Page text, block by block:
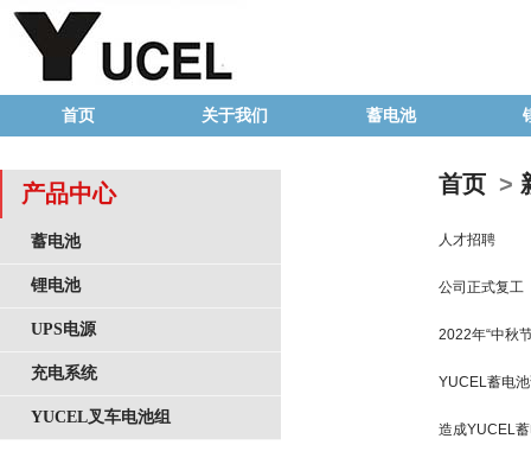
首页 关于我们 蓄电池
产品中心
蓄电池
锂电池
UPS电源
充电系统
YUCEL叉车电池组
首页 >
人才招聘
公司正式复工
2022年“中秋
YUCEL蓄电
造成YUCEL